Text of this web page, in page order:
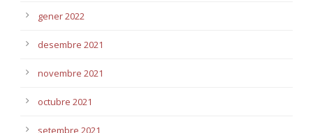
gener 2022
desembre 2021
novembre 2021
octubre 2021
setembre 2021